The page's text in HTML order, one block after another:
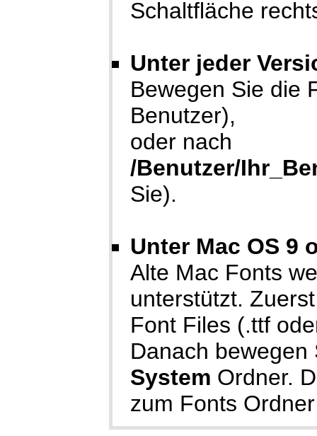
Schaltfläche
Unter jeder
Bewegen Sie die
Benutzer),
oder nach
/Benutzer/
Sie).
Unter Mac OS 9
Alte Mac Fonts
unterstützt.
Font Files (.ttf
Danach
System Ordner.
zum Fonts